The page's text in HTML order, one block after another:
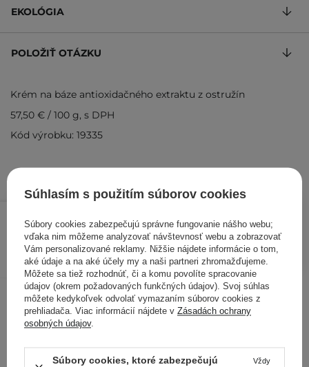
PRIDAŤ DO KOŠÍKA
EKOLÓGIA
POLOŽIŤ OTÁZKU
Krém na báze antioxidačného extraktu z ostružín
57,50 € / 100 g, s DPH
Kód výrobku: 19335
Kontrolovali aj ďalší zákazníci
Súhlasím s použitím súborov cookies
Súbory cookies zabezpečujú správne fungovanie nášho webu;
vďaka nim môžeme analyzovať návštevnosť webu a zobrazovať
Vám personalizované reklamy. Nižšie nájdete informácie o tom,
aké údaje a na aké účely my a naši partneri zhromažďujeme.
Môžete sa tiež rozhodnúť, či a komu povolíte spracovanie
údajov (okrem požadovaných funkčných údajov). Svoj súhlas
môžete kedykoľvek odvolať vymazaním súborov cookies z
prehliadača. Viac informácií nájdete v Zásadách ochrany
osobných údajov.
Súbory cookies, ktoré zabezpečujú
Vždy